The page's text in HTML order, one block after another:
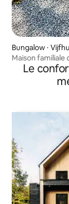
Bungalow ⋅
Maison familiale
l'aéroport
Le